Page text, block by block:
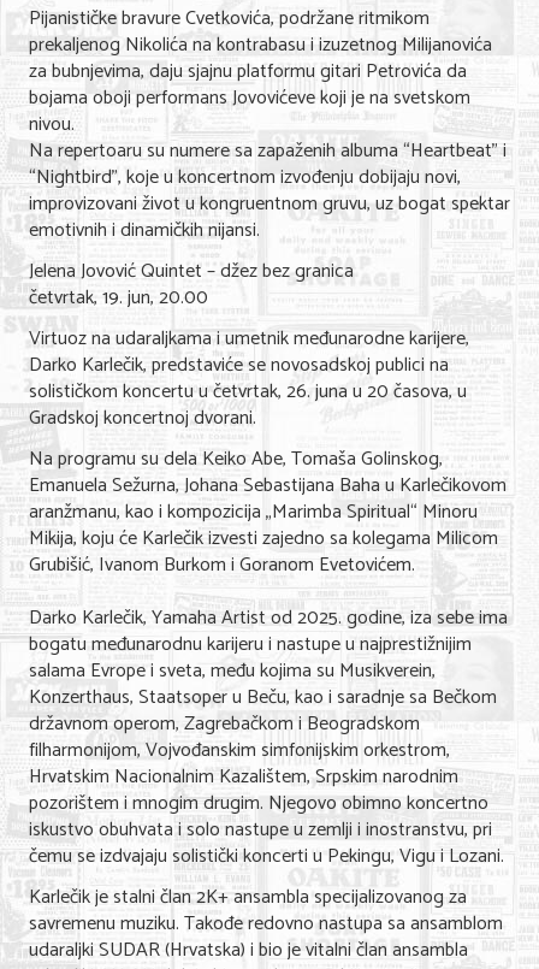
Kuća i bašta
Gastronomija
Sport i rekreacija
Zdravlje i medicina
Hobi i razonoda
UPIS FIRMI
MARKETING
KONTAKT
O NAMA
Pijanističke bravure Cvetkovića, podržane ritmikom
prekaljenog Nikolića na kontrabasu i izuzetnog Milijanovića
za bubnjevima, daju sjajnu platformu gitari Petrovića da
bojama oboji performans Jovovićeve koji je na svetskom
nivou.
Na repertoaru su numere sa zapaženih albuma “Heartbeat” i
“Nightbird”, koje u koncertnom izvođenju dobijaju novi,
improvizovani život u kongruentnom gruvu, uz bogat spektar
emotivnih i dinamičkih nijansi.
Jelena Jovović Quintet – džez bez granica
četvrtak, 19. jun, 20.00
Virtuoz na udaraljkama i umetnik međunarodne karijere,
Darko Karlečik, predstaviće se novosadskoj publici na
solističkom koncertu u četvrtak, 26. juna u 20 časova, u
Gradskoj koncertnoj dvorani.
Na programu su dela Keiko Abe, Tomaša Golinskog,
Emanuela Sežurna, Johana Sebastijana Baha u Karlečikovom
aranžmanu, kao i kompozicija „Marimba Spiritual“ Minoru
Mikija, koju će Karlečik izvesti zajedno sa kolegama Milicom
Grubišić, Ivanom Burkom i Goranom Evetovićem.
Darko Karlečik, Yamaha Artist od 2025. godine, iza sebe ima
bogatu međunarodnu karijeru i nastupe u najprestižnijim
salama Evrope i sveta, među kojima su Musikverein,
Konzerthaus, Staatsoper u Beču, kao i saradnje sa Bečkom
državnom operom, Zagrebačkom i Beogradskom
filharmonijom, Vojvođanskim simfonijskim orkestrom,
Hrvatskim Nacionalnim Kazalištem, Srpskim narodnim
pozorištem i mnogim drugim. Njegovo obimno koncertno
iskustvo obuhvata i solo nastupe u zemlji i inostranstvu, pri
čemu se izdvajaju solistički koncerti u Pekingu, Vigu i Lozani.
Karlečik je stalni član 2K+ ansambla specijalizovanog za
savremenu muziku. Takođe redovno nastupa sa ansamblom
udaraljki SUDAR (Hrvatska) i bio je vitalni član ansambla